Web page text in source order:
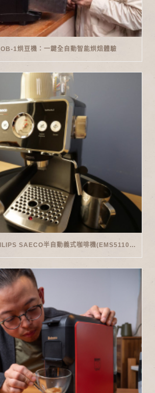
1烘豆機：一鍵全自動智能烘焙體驗
家用義式傳奇-PHILIPS SAECO半自動義式咖啡機(EMS5110)開箱